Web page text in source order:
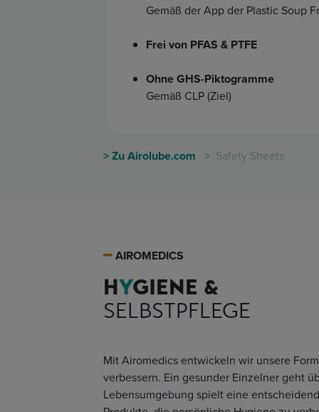
Gemäß der App der Plastic Soup
Frei von PFAS & PTFE
Ohne GHS-Piktogramme
Gemäß CLP (Ziel)
> Zu Airolube.com > Safety Sheets
AIROMEDICS
HYGIENE &
SELBSTPFLEGE
Mit Airomedics entwickeln wir unsere
verbessern. Ein gesunder Einzelner geht
Lebensumgebung spielt eine